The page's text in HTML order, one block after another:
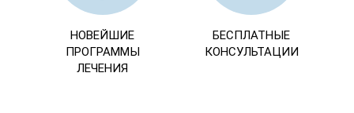
НОВЕЙШИЕ
ПРОГРАММЫ
ЛЕЧЕНИЯ
БЕСПЛАТНЫЕ
КОНСУЛЬТАЦИИ